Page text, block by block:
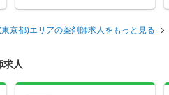
京都)エリアの薬剤師求人をもっと見る
求人